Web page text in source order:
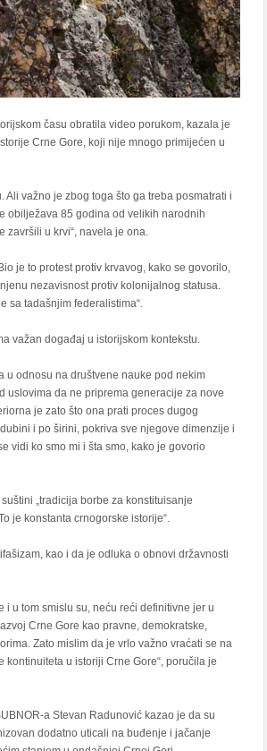
času obratila video porukom, kazala je
Crne Gore, koji nije mnogo primijećen u
Ali važno je zbog toga što ga treba posmatrati i
obilježava 85 godina od velikih narodnih
završili u krvi“, navela je ona.
je to protest protiv krvavog, kako se govorilo,
nezavisnost protiv kolonijalnog statusa.
sa tadašnjim federalistima“.
važan događaj u istorijskom kontekstu.
u odnosu na društvene nauke pod nekim
uslovima da ne priprema generacije za nove
je zato što ona prati proces dugog
i po širini, pokriva sve njegove dimenzije i
vidi ko smo mi i šta smo, kako je govorio
„tradicija borbe za konstituisanje
je konstanta crnogorske istorije“.
kao i da je odluka o obnovi državnosti
u tom smislu su, neću reći definitivne jer u
Crne Gore kao pravne, demokratske,
Zato mislim da je vrlo važno vraćati se na
u istoriji Crne Gore“, poručila je
a Stevan Radunović kazao je da su
dodatno uticali na buđenje i jačanje